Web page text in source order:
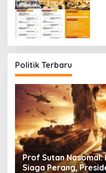
Politik Terbaru
Prof Sutan Nasomal:
Siaga Perang,